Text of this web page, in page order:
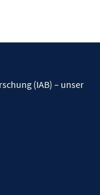
(IAB) – unser